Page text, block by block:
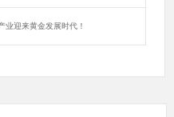
业迎来黄金发展时代！